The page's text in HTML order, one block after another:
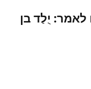
יֻלַד בן